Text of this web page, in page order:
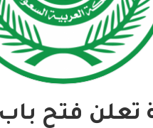
تعلن فتح